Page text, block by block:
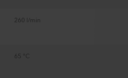
260 l/min
65 °C